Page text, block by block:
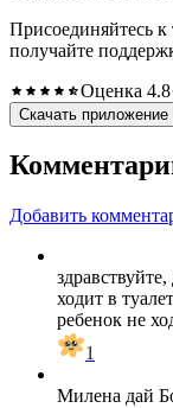
Присоединяйтесь
получайте
Оценка 4.8
Скачать приложение
Добавить
ходит в
ребенок не
1
Милена дай